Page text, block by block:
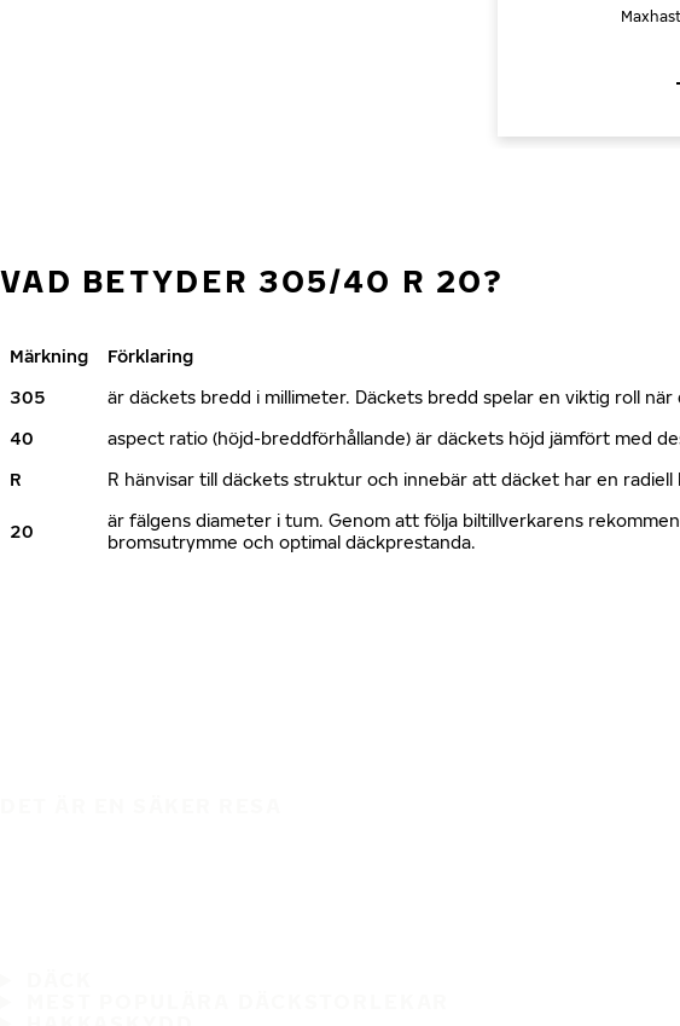
VAD BETYDER 305/40 R 20?
Märkning
Förklaring
305
är däckets bredd i millimeter. Däckets bredd spelar en viktig roll
40
aspect ratio (höjd-breddförhållande) är däckets höjd jämfört med
R
R hänvisar till däckets struktur och innebär att däcket har en
20
är fälgens diameter i tum. Genom att följa biltillverkarens
bromsutrymme och optimal däckprestanda.